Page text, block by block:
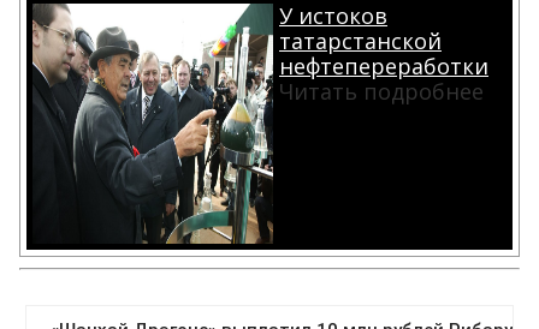
У истоков
татарстанской
нефтепереработки
Читать подробнее